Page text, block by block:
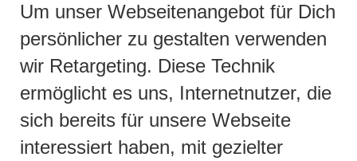
Um unser Webseitenangebot für Dich
persönlicher zu gestalten verwenden
wir Retargeting. Diese Technik
ermöglicht es uns, Internetnutzer, die
sich bereits für unsere Webseite
interessiert haben, mit gezielter